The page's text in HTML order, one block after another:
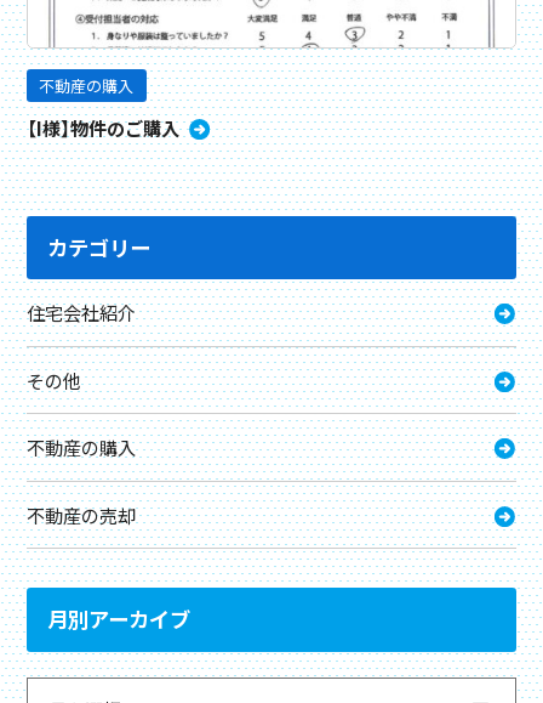
不動産の購入
【I様】物件のご購入
カテゴリー
住宅会社紹介
その他
不動産の購入
不動産の売却
月別アーカイブ